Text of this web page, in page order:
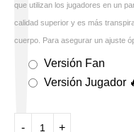
que utilizan los jugadores en un
calidad superior y es más
cuerpo. Para asegurar un ajuste
Versión Fan
Versión Jugador